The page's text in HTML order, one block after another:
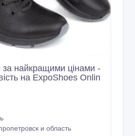
за найкращими цінами -
на ExpoShoes Onlin
и область